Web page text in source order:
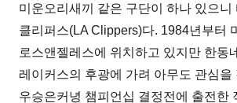
미운오리새끼 같은 구단이 하나 있으니
클리퍼스(LA Clippers)다. 1984년부터
로스앤젤레스에 위치하고 있지만 한동
레이커스의 후광에 가려 아무도 관심을
우승은커녕 챔피언십 결정전에 출전한